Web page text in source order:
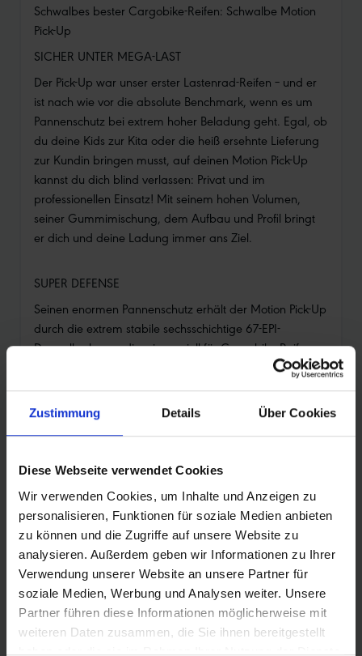
Zustimmung Details Über Cookies
Diese Webseite verwendet Cookies
Wir verwenden Cookies, um Inhalte und Anzeigen zu
personalisieren, Funktionen für soziale Medien anbieten
zu können und die Zugriffe auf unsere Website zu
analysieren. Außerdem geben wir Informationen zu Ihrer
Verwendung unserer Website an unsere Partner für
soziale Medien, Werbung und Analysen weiter. Unsere
Partner führen diese Informationen möglicherweise mit
weiteren Daten zusammen, die Sie ihnen bereitgestellt
haben oder die sie im Rahmen Ihrer Nutzung der Dienste
Schwalbes bester Cargobike-Reifen: Schwalbe Motion
Pick-Up
SICHER UNTER MEGA-LAST
Der Pick-Up war unser erster Lastenrad-Reifen – und er
ist nach wie vor die absolute Benchmark, wenn es um
Pannenschutz bei extrem hoher Beladung geht. Egal, ob
du deine Kids zur Kita oder die heiß ersehnte Lieferung
zur Kundin bringen musst, auf deinen Motion Pick-Up
kannst du dich blind verlassen: Privat und im
professionellen Einsatz! Mit seinem hohen Volumen,
seiner Gummimischung, dem Aufbau und Profil bringt
er dich und deine Ladung immer ans Ziel.
SUPER DEFENSE
Seinen enormen Pannenschutz erhält der Motion Pick-Up
durch die extrem stabile sechsschichtige 67-EPI-
Doppelkarkasse, die wir speziell für Cargobike-Reifen
entwickelt haben. Sie verhindert wirksam Durchstiche
zweithöchstes Pannenschutzlevel 6+ – das höchste, das
wir außerhalb der unplattbar®-Reifenserie vergeben.
FAIR UND RESSOURCENSCHONEND
Wir besitzen Know-How und die Fertigungstechnologie,
Fahrradreifen außerordentlich umweltfreundlich
herzustellen – ohne Kompromisse bei der Performance.
Deshalb produzieren wir auch den Motion Pick-Up mit
recyceltem Ruß (rCB) aus unserem Schwalbe-
Reifenrecycling. Wie das funktioniert, erfährst du hier.
Außerdem kommt hier fair gehandelter Kautschuk zum
Einsatz – für einen ökologisch und fair produzierten und
ressourcenschonenden Reifen.